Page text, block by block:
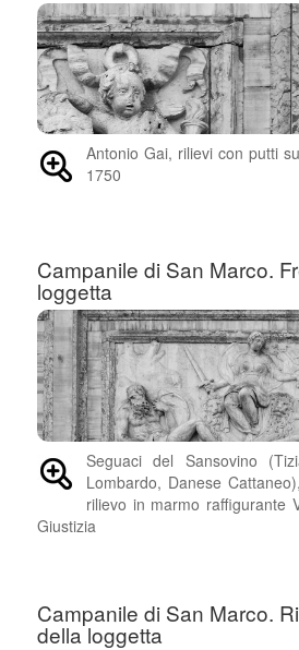
Antonio Gai, rilievi con putti
1750
Campanile di San Marco.
loggetta
Seguaci del Sansovino
Lombardo, Danese
rilievo in marmo raffigurante
Giustizia
Campanile di San Marco.
della loggetta